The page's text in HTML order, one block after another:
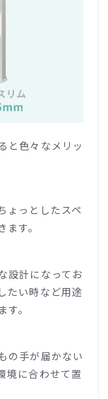
と色々なメリッ
ょっとしたスペ
す。
設計になってお
たい時など用途
。
の手が届かない
境に合わせて置